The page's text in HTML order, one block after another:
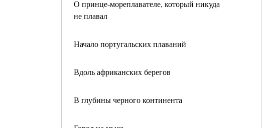
О принце-мореплавателе, который никуда
не плавал
Начало португальских плаваний
Вдоль африканских берегов
В глубины черного континента